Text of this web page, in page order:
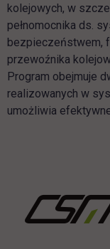
kolejowych, w
pełnomocnika ds.
bezpieczeństwem,
przewoźnika
Program obejmuje
realizowanych w
umożliwia